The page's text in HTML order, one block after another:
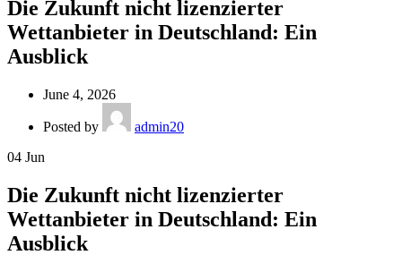
Die Zukunft nicht lizenzierter
Wettanbieter in Deutschland: Ein
Ausblick
June 4, 2026
Posted by
admin20
04 Jun
Die Zukunft nicht lizenzierter
Wettanbieter in Deutschland: Ein
Ausblick